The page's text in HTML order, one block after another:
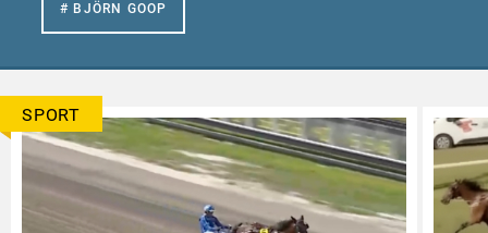
# BJÖRN GOOP
SPORT